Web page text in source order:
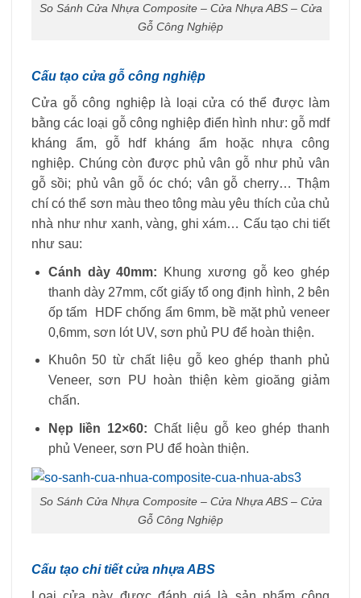
So Sánh Cửa Nhựa Composite – Cửa Nhựa ABS – Cửa
Gỗ Công Nghiệp
Cấu tạo cửa gỗ công nghiệp
Cửa gỗ công nghiệp là loại cửa có thể được làm
bằng các loại gỗ công nghiệp điển hình như: gỗ mdf
kháng ẩm, gỗ hdf kháng ẩm hoặc nhựa công
nghiệp. Chúng còn được phủ vân gỗ như phủ vân
gỗ sồi; phủ vân gỗ óc chó; vân gỗ cherry… Thậm
chí có thể sơn màu theo tông màu yêu thích của chủ
nhà như như xanh, vàng, ghi xám… Cấu tạo chi tiết
như sau:
Cánh dày 40mm: Khung xương gỗ keo ghép
thanh dày 27mm, cốt giấy tổ ong định hình, 2 bên
ốp tấm HDF chống ẩm 6mm, bề mặt phủ veneer
0,6mm, sơn lót UV, sơn phủ PU để hoàn thiện.
Khuôn 50 từ chất liệu gỗ keo ghép thanh phủ
Veneer, sơn PU hoàn thiện kèm gioăng giảm
chấn.
Nẹp liền 12×60: Chất liệu gỗ keo ghép thanh
phủ Veneer, sơn PU để hoàn thiện.
So Sánh Cửa Nhựa Composite – Cửa Nhựa ABS – Cửa
Gỗ Công Nghiệp
Cấu tạo chi tiết cửa nhựa ABS